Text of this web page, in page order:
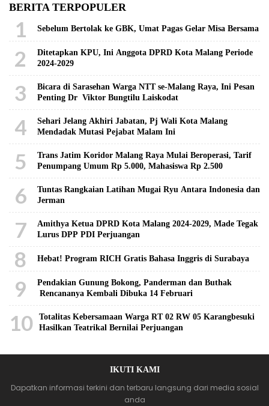
BERITA TERPOPULER
1 Sebelum Bertolak ke GBK, Umat Pagas Gelar Misa Bersama
2
Ditetapkan KPU, Ini Anggota DPRD Kota Malang Periode
2024-2029
3
Bicara di Sarasehan Warga NTT se-Malang Raya, Ini Pesan
Penting Dr Viktor Bungtilu Laiskodat
4
Sehari Jelang Akhiri Jabatan, Pj Wali Kota Malang
Mendadak Mutasi Pejabat Malam Ini
5
Trans Jatim Koridor Malang Raya Mulai Beroperasi, Tarif
Penumpang Umum Rp 5.000, Mahasiswa Rp 2.500
6
Tuntas Rangkaian Latihan Mugai Ryu Antara Indonesia dan
Jerman
7
Amithya Ketua DPRD Kota Malang 2024-2029, Made Tegak
Lurus DPP PDI Perjuangan
8 Hebat! Program RICH Gratis Bahasa Inggris di Surabaya
9
Pendakian Gunung Bokong, Panderman dan Buthak
Rencananya Kembali Dibuka 14 Februari
10
Totalitas Kebersamaan Warga RT 02 RW 05 Karangbesuki
Hasilkan Teatrikal Bernilai Perjuangan
IKUTI KAMI
Dapatkan informasi terkini dan terbaru langsung dari media sosial
anda